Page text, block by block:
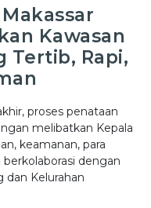
Kawasan
Tertib, Rapi,
proses penataan
melibatkan Kepala
keamanan, para
dengan
dan Kelurahan